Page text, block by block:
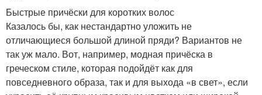
Быстрые причёски для коротких волос
Казалось бы, как нестандартно уложить не
отличающиеся большой длиной пряди? Вариантов не
так уж мало. Вот, например, модная причёска в
греческом стиле, которая подойдёт как для
повседневного образа, так и для выхода «в свет», если